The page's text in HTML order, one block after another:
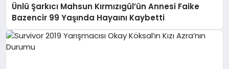
Ünlü Şarkıcı Mahsun Kırmızıgül’ün Annesi Faike
Bazencir 99 Yaşında Hayaını Kaybetti